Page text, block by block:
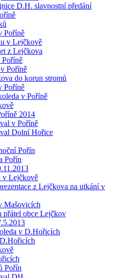
D.H. slavnostní předání
Poříně
v Lejčkově
z Lejčkova
Poříně
do korun stromů
Poříně
v Poříně
2014
v Poříně
Dolní Hořice
Pořín
Pořín
Lejčkově
z Lejčkova na utkání v
Mašovicích
přátel obce Lejčkov
v D.Hořicích
Pořín